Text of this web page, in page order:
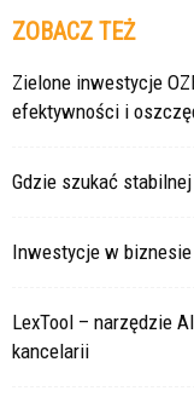
ZOBACZ TEŻ
Zielone inwestycje
efektywności i
Gdzie szukać
Inwestycje w biznesie
LexTool – narzędzie
kancelarii